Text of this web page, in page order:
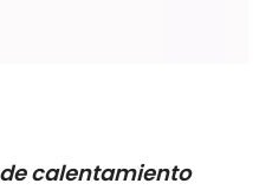
calentamiento